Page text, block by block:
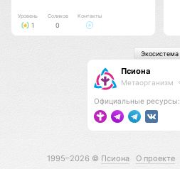
Уровень
1
Соликов
0
Контакты
Псиона
Метаорганизм
Официальные ресурсы:
Экосистема
1995–2026 © Псиона О проекте